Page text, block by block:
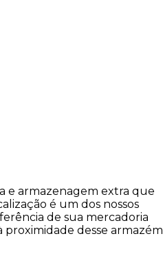
e armazenagem extra que
é um dos nossos
de sua mercadoria
proximidade desse armazém